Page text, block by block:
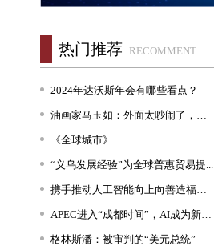
热门推荐 RECOMMENT
2024年达沃斯年会有哪些看点？
油画家马玉如：外面太吵闹了，我想...
《全球城市》
“义乌发展经验”为全球普惠贸易提...
携手推动人工智能向上向善造福人类
APEC进入“成都时间”，AI成为新坐...
格林斯潘：被审判的“美元总统”